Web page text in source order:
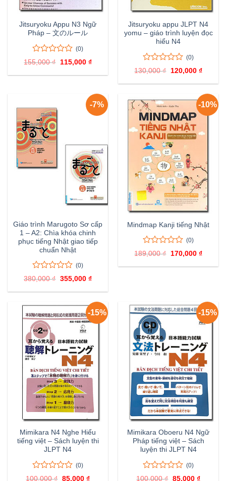
Jitsuryoku Appu N3 Ngữ
Pháp – 文のルール
0
trên
5
0
(0)
155,000₫ Giá
là:
115,000 ₫Giá
tại
Jitsuryoku appu JLPT N4
yomu – giáo trình luyện đọc
hiểu N4
0
trên
5
0
giá
(0)
130,000₫ Giá
là:
120,000 ₫Giá
tại
-7%
Giáo trình Marugoto Sơ cấp
1 – A2: Chìa khóa chinh
phục tiếng Nhật giao tiếp
chuẩn Nhật
0
trên
5
0
giá
(0)
380,000₫ Giá
là:
355,000 ₫Giá
tại
355,000 ₫.
-10%
Mindmap Kanji tiếng Nhật
0
trên
5
0
(0)
189,000₫ Giá
là:
170,000 ₫Giá
tại
-15%
Mimikara N4 Nghe Hiểu
tiếng việt – Sách luyện thi
JLPT N4
0
0
(0)
100,000₫ Giá
85,000 ₫Giá
-15%
Mimikara Oboeru N4 Ngữ
Pháp tiếng việt – Sách
luyện thi JLPT N4
0
0
(0)
100,000₫ Giá
85,000 ₫Giá